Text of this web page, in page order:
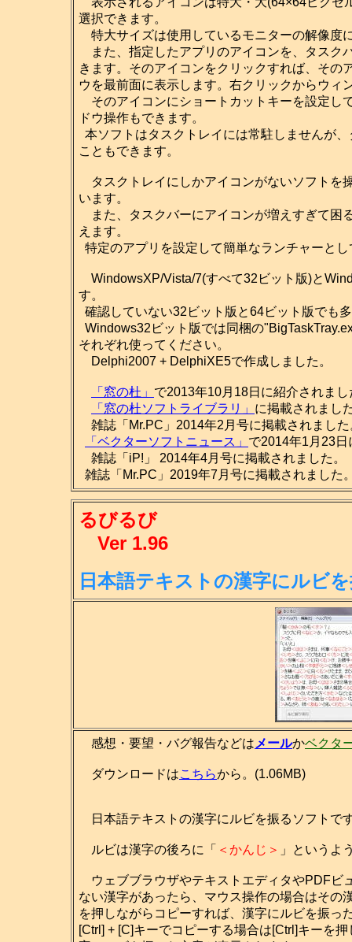
選択できます。
特大サイズは使用しているモニターの解像度
また、指定したアプリのアイコンを、タスク
きます。そのアイコンをクリックすれば、その
ウを最前面に表示します。右クリックからウィ
そのアイコンにショートカットキーを設定し
ドウ操作もできます。
本ソフトはタスクトレイには常駐しませんが
こともできます。
タスクトレイにしかアイコンがないソフトを
います。
また、タスクバーにアイコンが増えすぎて困
えます。
特定のアプリを設定して簡単なランチャーと
WindowsXP/Vista/7(すべて32ビット版)と
す。
確認していない32ビット版と64ビット版でも
Windows32ビット版では同梱の
それぞれ使ってください。
Delphi2007 + DelphiXE5で作成しました。
「窓の杜」 で2013年10月18日に紹介されまし
「窓の杜ソフトライブラリ」 に掲載されまし
雑誌「Mr.PC」2014年2月号に掲載されました
「ベクターソフトニュース」 で2014年1月23
雑誌「iP!」 2014年4月号に掲載されました。
雑誌「Mr.PC」2019年7月号に掲載されました
るびるび
Ver 1.96
日本語テキストの漢字にルビ
感想・要望・バグ報告などは メールかベクタ
ダウンロードはこちらから。(1.06MB)
日本語テキストの漢字にルビを振るソフトで
ルビは漢字の後ろに「 ＜かんじ＞ 」というよ
ウェブブラウザやテキストエディタやPDFビ
ない漢字があったら、マウス操作の場合はその
を押しながらコピーすれば、漢字にルビを振っ
[Ctrl] + [C]キーでコピーする場合は[Ctrl]キーを